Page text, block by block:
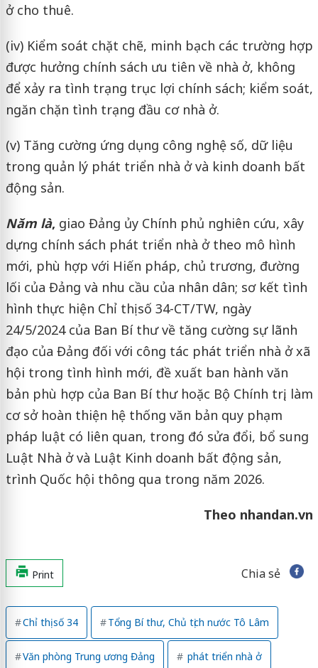
ở cho thuê.
(iv) Kiểm soát chặt chẽ, minh bạch các trường hợp
được hưởng chính sách ưu tiên về nhà ở, không
để xảy ra tình trạng trục lợi chính sách; kiểm soát,
ngăn chặn tình trạng đầu cơ nhà ở.
(v) Tăng cường ứng dụng công nghệ số, dữ liệu
trong quản lý phát triển nhà ở và kinh doanh bất
động sản.
Năm là, giao Đảng ủy Chính phủ nghiên cứu, xây
dựng chính sách phát triển nhà ở theo mô hình
mới, phù hợp với Hiến pháp, chủ trương, đường
lối của Đảng và nhu cầu của nhân dân; sơ kết tình
hình thực hiện Chỉ thị số 34-CT/TW, ngày
24/5/2024 của Ban Bí thư về tăng cường sự lãnh
đạo của Đảng đối với công tác phát triển nhà ở xã
hội trong tình hình mới, đề xuất ban hành văn
bản phù hợp của Ban Bí thư hoặc Bộ Chính trị, làm
cơ sở hoàn thiện hệ thống văn bản quy phạm
pháp luật có liên quan, trong đó sửa đổi, bổ sung
Luật Nhà ở và Luật Kinh doanh bất động sản,
trình Quốc hội thông qua trong năm 2026.
Theo nhandan.vn
Print Chia sẻ
Chỉ thị số 34 Tổng Bí thư, Chủ tịch nước Tô Lâm
Văn phòng Trung ương Đảng phát triển nhà ở